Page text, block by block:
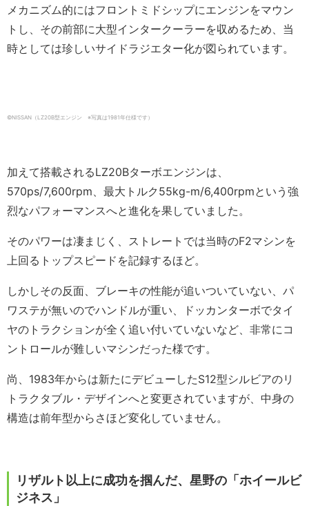
メカニズム的にはフロントミドシップにエンジンをマウン
トし、その前部に大型インタークーラーを収めるため、当
時としては珍しいサイドラジエター化が図られています。
©NISSAN（LZ20B型エンジン ※写真は1981年仕様です）
加えて搭載されるLZ20Bターボエンジンは、
570ps/7,600rpm、最大トルク55kg-m/6,400rpmという強
烈なパフォーマンスへと進化を果していました。
そのパワーは凄まじく、ストレートでは当時のF2マシンを
上回るトップスピードを記録するほど。
しかしその反面、ブレーキの性能が追いついていない、パ
ワステが無いのでハンドルが重い、ドッカンターボでタイ
ヤのトラクションが全く追い付いていないなど、非常にコ
ントロールが難しいマシンだった様です。
尚、1983年からは新たにデビューしたS12型シルビアのリ
トラクタブル・デザインへと変更されていますが、中身の
構造は前年型からさほど変化していません。
リザルト以上に成功を掴んだ、星野の「ホイールビ
ジネス」